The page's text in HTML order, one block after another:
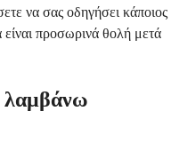
να σας οδηγήσει κάποιος
προσωρινά θολή μετά
λαμβάνω